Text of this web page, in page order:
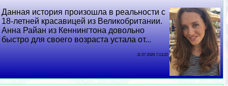
Данная история произошла в реальности с
18-летней красавицей из Великобритании.
Анна Райан из Кеннингтона довольно
быстро для своего возраста устала от...
11 07 2026 7:13:22